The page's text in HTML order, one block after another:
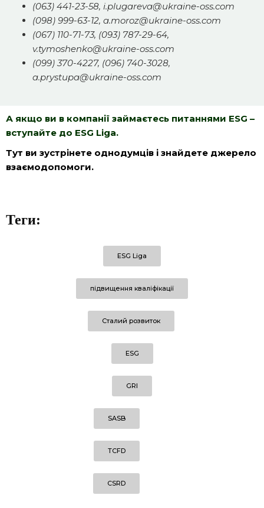
(063) 441-23-58, i.plugareva@ukraine-oss.com
(098) 999-63-12, a.moroz@ukraine-oss.com
(067) 110-71-73, (093) 787-29-64,
v.tymoshenko@ukraine-oss.com
(099) 370-4227, (096) 740-3028,
a.prystupa@ukraine-oss.com
А якщо ви в компанії займаєтесь питаннями ESG –
вступайте до ESG Liga.
Тут ви зустрінете однодумців і знайдете джерело
взаємодопомоги.
Теги:
ESG Liga
підвищення кваліфікації
Сталий розвиток
ESG
GRI
SASB
TCFD
CSRD